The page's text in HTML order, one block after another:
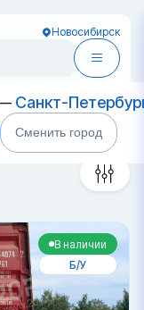
Новосибирск
Санкт-
Сменить город
В наличии
Б/У